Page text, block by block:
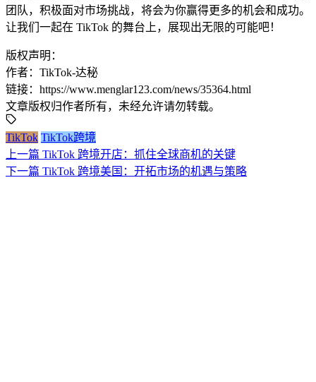
团队，积极面对市场挑战，将会为你赢得更多的机会和成功。
让我们一起在 TikTok 的舞台上，展现出无限的可能吧！
版权声明：
作者：TikTok-达秘
链接：https://www.menglar123.com/news/35364.html
文章版权归作者所有，未经允许请勿转载。
TikTok TikTok跨境
上一篇 TikTok 跨境开店：抓住全球商机的关键
下一篇 TikTok 跨境美国：开拓市场的机遇与策略